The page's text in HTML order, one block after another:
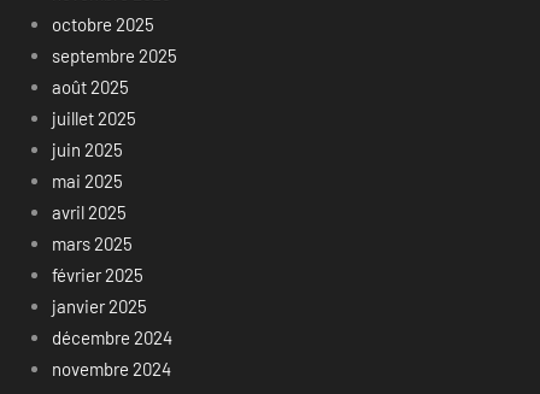
octobre 2025
septembre 2025
août 2025
juillet 2025
juin 2025
mai 2025
avril 2025
mars 2025
février 2025
janvier 2025
décembre 2024
novembre 2024